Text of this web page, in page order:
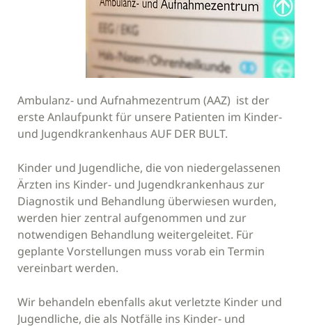
Ambulanz- und Aufnahmezentrum (AAZ) ist der
erste Anlaufpunkt für unsere Patienten im Kinder-
und Jugendkrankenhaus AUF DER BULT.
Kinder und Jugendliche, die von niedergelassenen
Ärzten ins Kinder- und Jugendkrankenhaus zur
Diagnostik und Behandlung überwiesen wurden,
werden hier zentral aufgenommen und zur
notwendigen Behandlung weitergeleitet. Für
geplante Vorstellungen muss vorab ein Termin
vereinbart werden.
Wir behandeln ebenfalls akut verletzte Kinder und
Jugendliche, die als Notfälle ins Kinder- und